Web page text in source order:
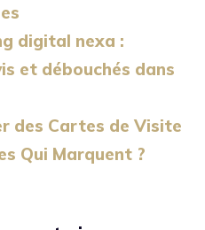
digital nexa :
et débouchés dans
des Cartes de Visite
Qui Marquent ?